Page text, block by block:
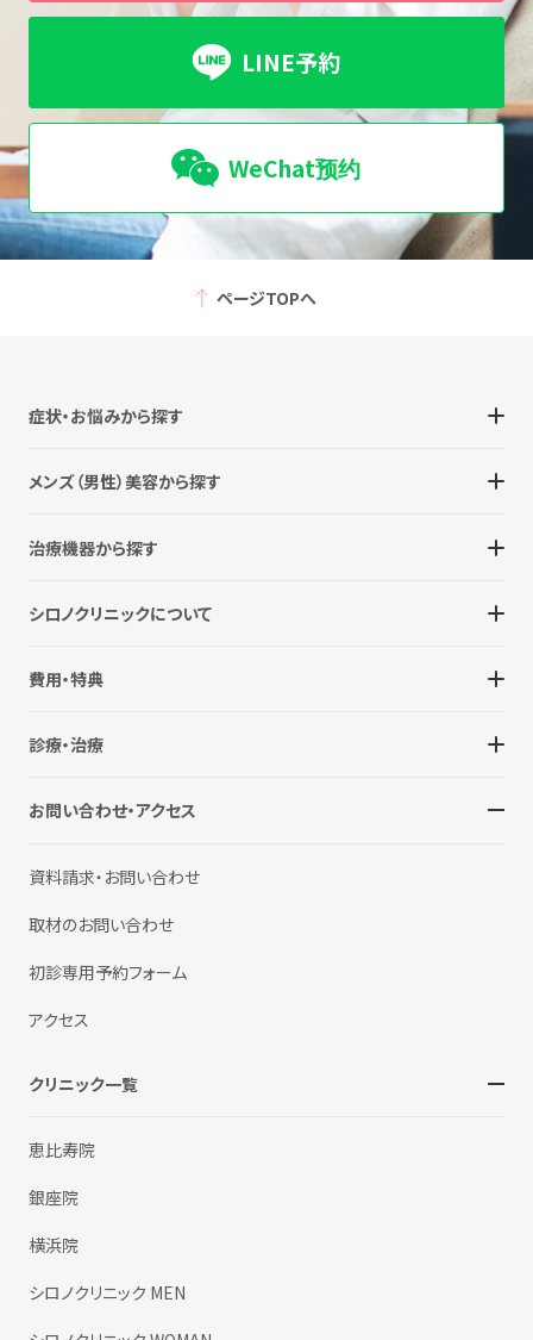
LINE予約
WeChat预约
ページTOPへ
症状・お悩みから探す
メンズ（男性）美容から探す
治療機器から探す
シロノクリニックについて
費用・特典
診療・治療
お問い合わせ・アクセス
資料請求・お問い合わせ
取材のお問い合わせ
初診専用予約フォーム
アクセス
クリニック一覧
恵比寿院
銀座院
横浜院
シロノクリニック MEN